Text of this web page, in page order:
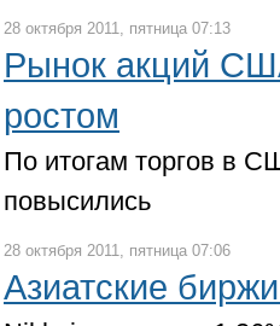
28 октября 2011, пятница 07:13
Рынок акций
ростом
По итогам торгов в
повысились
28 октября 2011, пятница 07:06
Азиатские